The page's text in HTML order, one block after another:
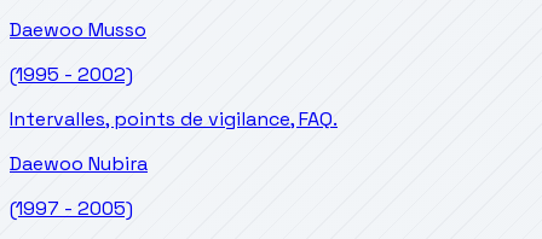
Daewoo Musso
(1995 - 2002)
Intervalles, points de vigilance, FAQ.
Daewoo Nubira
(1997 - 2005)